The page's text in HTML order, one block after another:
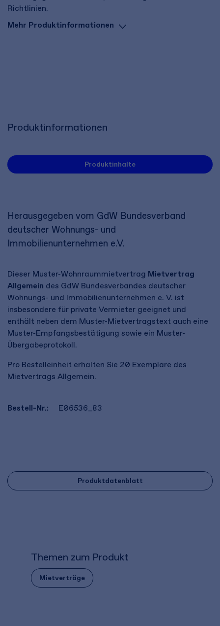
Richtlinien.
Mehr Produktinformationen
Produktinformationen
Produktinhalte
Herausgegeben vom GdW Bundesverband
deutscher Wohnungs- und
Immobilienunternehmen e.V.
Dieser Muster-Wohnraummietvertrag Mietvertrag
Allgemein des GdW Bundesverbandes deutscher
Wohnungs- und Immobilienunternehmen e. V. ist
insbesondere für private Vermieter geeignet und
enthält neben dem Muster-Mietvertragstext auch eine
Muster-Empfangsbestätigung sowie ein Muster-
Übergabeprotokoll.
Pro Bestelleinheit erhalten Sie 20 Exemplare des
Mietvertrags Allgemein.
Bestell-Nr.: E06536_83
Produktdatenblatt
Themen zum Produkt
Mietverträge